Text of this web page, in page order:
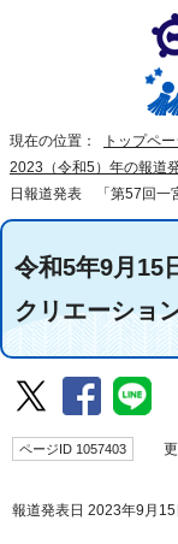
現在の位置： トップペー
2023（令和5）年の報道
日報道発表 「第57回一
令和5年9月15
クリエーショ
ページID 1057403 更
報道発表日 2023年9月15